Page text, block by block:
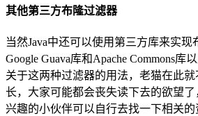
其他第三方布隆过滤器
当然Java中还可以使用第三方库来实
Google Guava库和Apache Commons库以
关于这两种过滤器的用法，老猫在此
长，大家可能都会丧失读下去的欲望
兴趣的小伙伴可以自行去找一下相关的